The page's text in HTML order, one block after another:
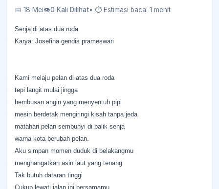
📅 18 Mei👁0 Kali Dilihat• ⏱ Estimasi baca: 1 menit
Senja di atas dua roda
Karya: Josefina gendis prameswari
Kami melaju pelan di atas dua roda
tepi langit mulai jingga
hembusan angin yang menyentuh pipi
mesin berdetak mengiringi kisah tanpa jeda
matahari pelan sembunyi di balik senja
warna kota berubah pelan.
​Aku simpan momen duduk di belakangmu
menghangatkan asin laut yang tenang
Tak butuh dataran tinggi
Cukup lewati jalan ini bersamamu